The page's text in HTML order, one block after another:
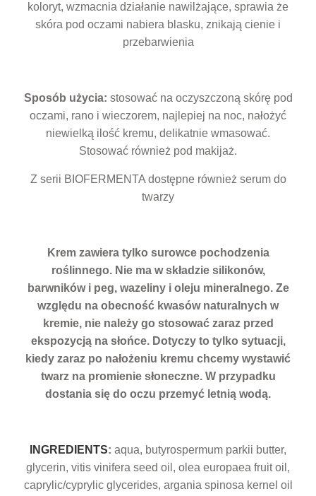
koloryt, wzmacnia działanie nawilżające, sprawia że
skóra pod oczami nabiera blasku, znikają cienie i
przebarwienia
Sposób użycia: stosować na oczyszczoną skórę pod
oczami, rano i wieczorem, najlepiej na noc, nałożyć
niewielką ilość kremu, delikatnie wmasować.
Stosować również pod makijaż.
Z serii BIOFERMENTA dostępne również serum do
twarzy
Krem zawiera tylko surowce pochodzenia
roślinnego. Nie ma w składzie silikonów,
barwników i peg, wazeliny i oleju mineralnego. Ze
względu na obecność kwasów naturalnych w
kremie, nie należy go stosować zaraz przed
ekspozycją na słońce. Dotyczy to tylko sytuacji,
kiedy zaraz po nałożeniu kremu chcemy wystawić
twarz na promienie słoneczne. W przypadku
dostania się do oczu przemyć letnią wodą.
INGREDIENTS: aqua, butyrospermum parkii butter,
glycerin, vitis vinifera seed oil, olea europaea fruit oil,
caprylic/cyprylic glycerides, argania spinosa kernel oil